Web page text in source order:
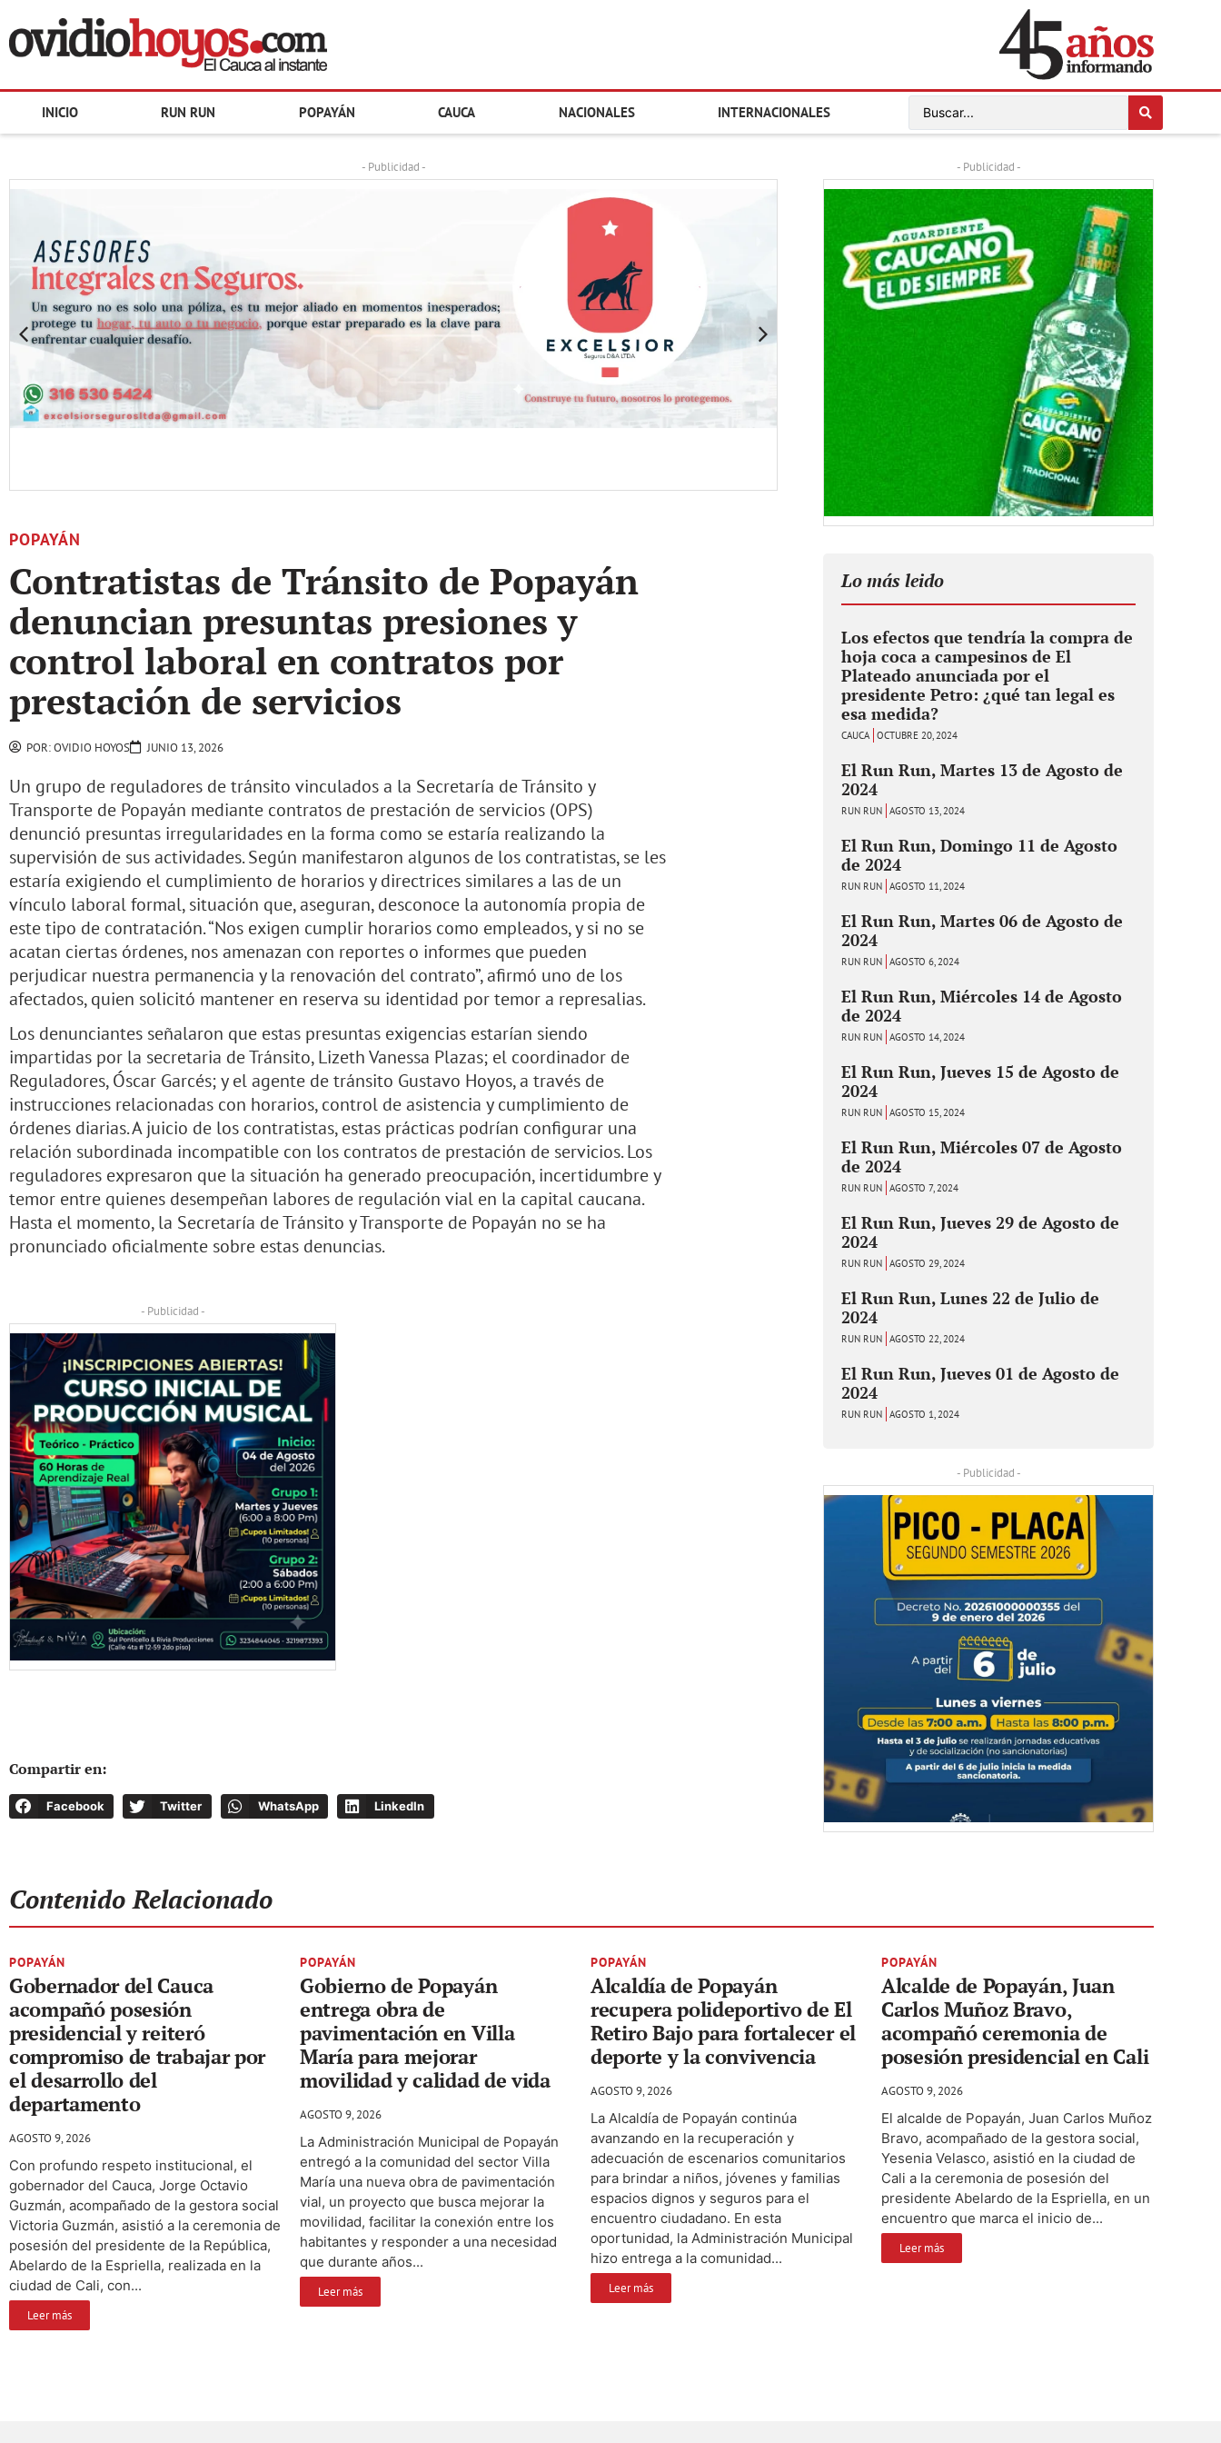
INICIO RUN RUN POPAYÁN CAUCA NACIONALES INTERNACIONALES
- Publicidad -
POPAYÁN
Contratistas de Tránsito de Popayán
denuncian presuntas presiones y
control laboral en contratos por
prestación de servicios
POR:OVIDIO HOYOS JUNIO 13, 2026
Un grupo de reguladores de tránsito vinculados a la Secretaría de Tránsito y
Transporte de Popayán mediante contratos de prestación de servicios (OPS)
denunció presuntas irregularidades en la forma como se estaría realizando la
supervisión de sus actividades. Según manifestaron algunos de los contratistas, se les
estaría exigiendo el cumplimiento de horarios y directrices similares a las de un
vínculo laboral formal, situación que, aseguran, desconoce la autonomía propia de
este tipo de contratación. “Nos exigen cumplir horarios como empleados, y si no se
acatan ciertas órdenes, nos amenazan con reportes o informes que pueden
perjudicar nuestra permanencia y la renovación del contrato”, afirmó uno de los
afectados, quien solicitó mantener en reserva su identidad por temor a represalias.
Los denunciantes señalaron que estas presuntas exigencias estarían siendo
impartidas por la secretaria de Tránsito, Lizeth Vanessa Plazas; el coordinador de
Reguladores, Óscar Garcés; y el agente de tránsito Gustavo Hoyos, a través de
instrucciones relacionadas con horarios, control de asistencia y cumplimiento de
órdenes diarias. A juicio de los contratistas, estas prácticas podrían configurar una
relación subordinada incompatible con los contratos de prestación de servicios. Los
reguladores expresaron que la situación ha generado preocupación, incertidumbre y
temor entre quienes desempeñan labores de regulación vial en la capital caucana.
Hasta el momento, la Secretaría de Tránsito y Transporte de Popayán no se ha
pronunciado oficialmente sobre estas denuncias.
- Publicidad -
Compartir en:
Facebook Twitter WhatsApp LinkedIn
- Publicidad -
Lo más leido
Los efectos que tendría la compra de
hoja coca a campesinos de El
Plateado anunciada por el
presidente Petro: ¿qué tan legal es
esa medida?
CAUCA OCTUBRE 20, 2024
El Run Run, Martes 13 de Agosto de
2024
RUN RUN AGOSTO 13, 2024
El Run Run, Domingo 11 de Agosto
de 2024
RUN RUN AGOSTO 11, 2024
El Run Run, Martes 06 de Agosto de
2024
RUN RUN AGOSTO 6, 2024
El Run Run, Miércoles 14 de Agosto
de 2024
RUN RUN AGOSTO 14, 2024
El Run Run, Jueves 15 de Agosto de
2024
RUN RUN AGOSTO 15, 2024
El Run Run, Miércoles 07 de Agosto
de 2024
RUN RUN AGOSTO 7, 2024
El Run Run, Jueves 29 de Agosto de
2024
RUN RUN AGOSTO 29, 2024
El Run Run, Lunes 22 de Julio de
2024
RUN RUN AGOSTO 22, 2024
El Run Run, Jueves 01 de Agosto de
2024
RUN RUN AGOSTO 1, 2024
- Publicidad -
Contenido Relacionado
POPAYÁN
Gobernador del Cauca
acompañó posesión
presidencial y reiteró
compromiso de trabajar por
el desarrollo del
departamento
AGOSTO 9, 2026
Con profundo respeto institucional, el
gobernador del Cauca, Jorge Octavio
Guzmán, acompañado de la gestora social
Victoria Guzmán, asistió a la ceremonia de
posesión del presidente de la República,
Abelardo de la Espriella, realizada en la
ciudad de Cali, con...
Leer más
POPAYÁN
Gobierno de Popayán
entrega obra de
pavimentación en Villa
María para mejorar
movilidad y calidad de vida
AGOSTO 9, 2026
La Administración Municipal de Popayán
entregó a la comunidad del sector Villa
María una nueva obra de pavimentación
vial, un proyecto que busca mejorar la
movilidad, facilitar la conexión entre los
habitantes y responder a una necesidad
que durante años...
Leer más
POPAYÁN
Alcaldía de Popayán
recupera polideportivo de El
Retiro Bajo para fortalecer el
deporte y la convivencia
AGOSTO 9, 2026
La Alcaldía de Popayán continúa
avanzando en la recuperación y
adecuación de escenarios comunitarios
para brindar a niños, jóvenes y familias
espacios dignos y seguros para el
encuentro ciudadano. En esta
oportunidad, la Administración Municipal
hizo entrega a la comunidad...
Leer más
POPAYÁN
Alcalde de Popayán, Juan
Carlos Muñoz Bravo,
acompañó ceremonia de
posesión presidencial en Cali
AGOSTO 9, 2026
El alcalde de Popayán, Juan Carlos Muñoz
Bravo, acompañado de la gestora social,
Yesenia Velasco, asistió en la ciudad de
Cali a la ceremonia de posesión del
presidente Abelardo de la Espriella, en un
encuentro que marca el inicio de...
Leer más